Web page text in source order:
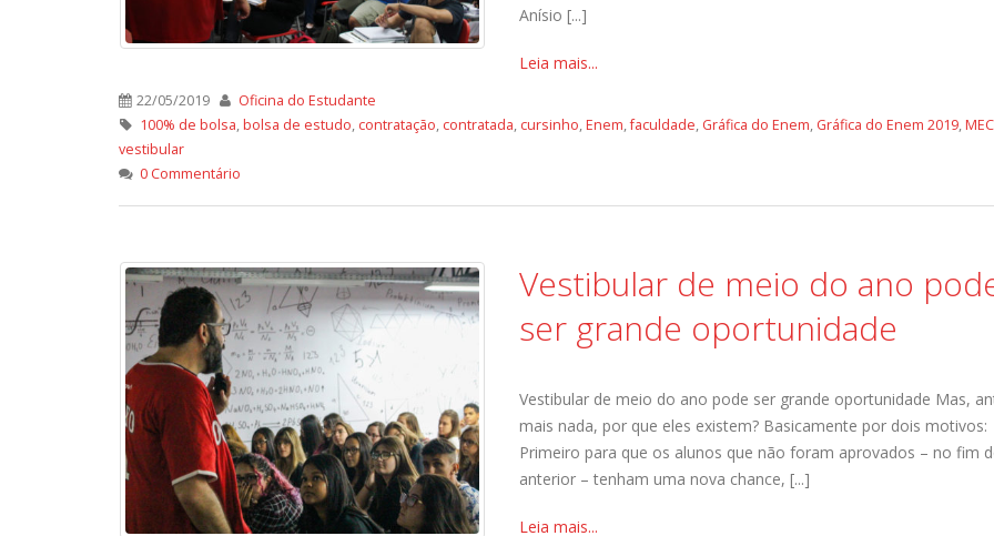
Anísio [...]
Leia mais...
22/05/2019
Oficina do Estudante
100% de bolsa,bolsa de estudo, contratação, contratada, cursinho,Enem,faculdade, Gráfica do Enem, Gráfica do Enem 2019,MEC
vestibular
0 Commentário
Vestibular de meio do ano
ser grande oportunidade
Vestibular de meio do ano pode ser grande oportunidade Mas,
mais nada, por que eles existem? Basicamente por dois motivos:
Primeiro para que os alunos que não foram aprovados – no fim
anterior – tenham uma nova chance, [...]
Leia mais...